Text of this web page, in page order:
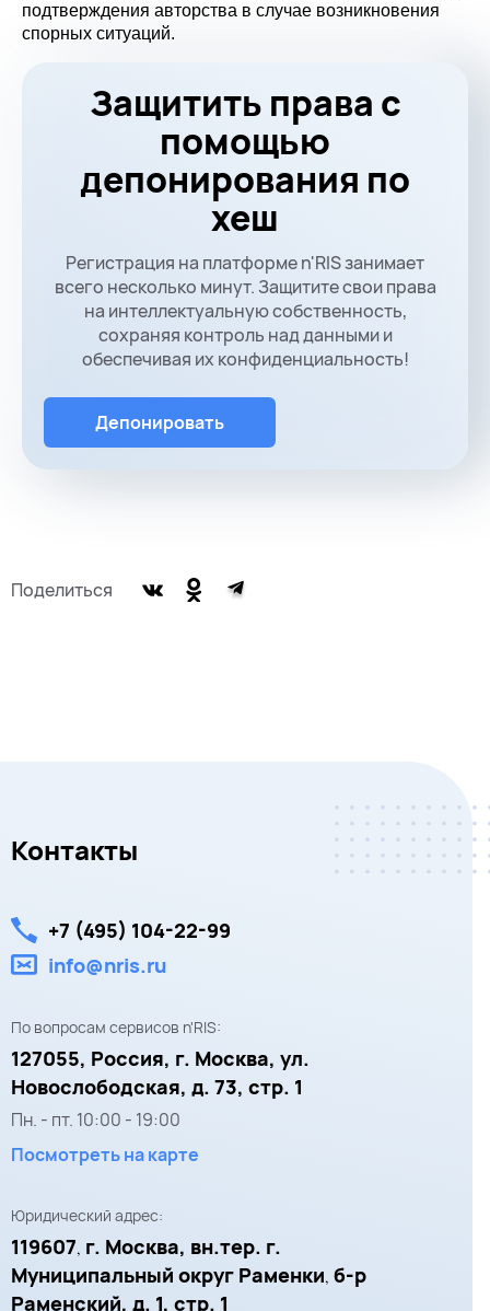
подтверждения авторства в случае возникновения
спорных ситуаций.
Защитить права с
помощью
депонирования по
хеш
Регистрация на платформе n'RIS занимает
всего несколько минут. Защитите свои права
на интеллектуальную собственность,
сохраняя контроль над данными и
обеспечивая их конфиденциальность!
Депонировать
Поделиться
Контакты
+7 (495) 104-22-99
info@nris.ru
По вопросам сервисов n'RIS:
127055, Россия, г. Москва, ул.
Новослободская, д. 73, стр. 1
Пн. - пт. 10:00 - 19:00
Посмотреть на карте
Юридический адрес:
119607, г. Москва, вн.тер. г.
Муниципальный округ Раменки, б-р
Раменский, д. 1, стр. 1